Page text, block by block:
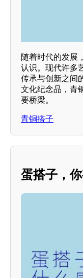
随着时代的发展
认识。现代许多
传承与创新之间
文化纪念品，青
要桥梁。
青铜搭子
蛋搭子，